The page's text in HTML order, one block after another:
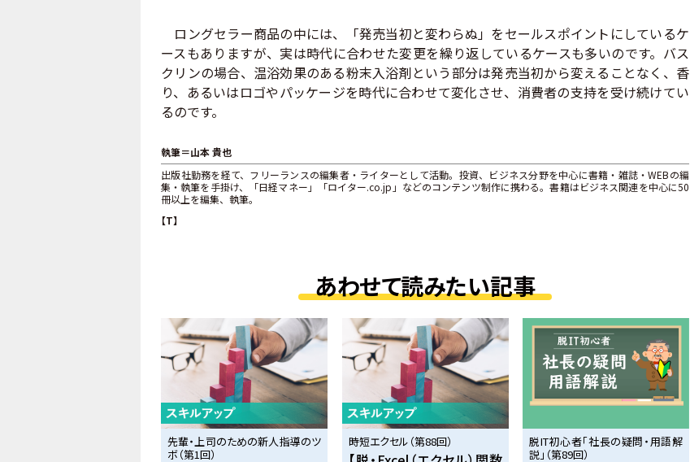
ロングセラー商品の中には、「発売当初と変わらぬ」をセールスポイントにしているケ
ースもありますが、実は時代に合わせた変更を繰り返しているケースも多いのです。バス
クリンの場合、温浴効果のある粉末入浴剤という部分は発売当初から変えることなく、香
り、あるいはロゴやパッケージを時代に合わせて変化させ、消費者の支持を受け続けてい
るのです。
執筆＝山本 貴也
出版社勤務を経て、フリーランスの編集者・ライターとして活動。投資、ビジネス分野を中心に書籍・雑誌・WEBの編
集・執筆を手掛け、「日経マネー」「ロイター.co.jp」などのコンテンツ制作に携わる。書籍はビジネス関連を中心に50
冊以上を編集、執筆。
【T】
あわせて読みたい記事
先輩・上司のための新人指導のツ
ボ（第1回）
時短エクセル（第88回）
脱IT初心者「社長の疑問・用語解
説」（第89回）